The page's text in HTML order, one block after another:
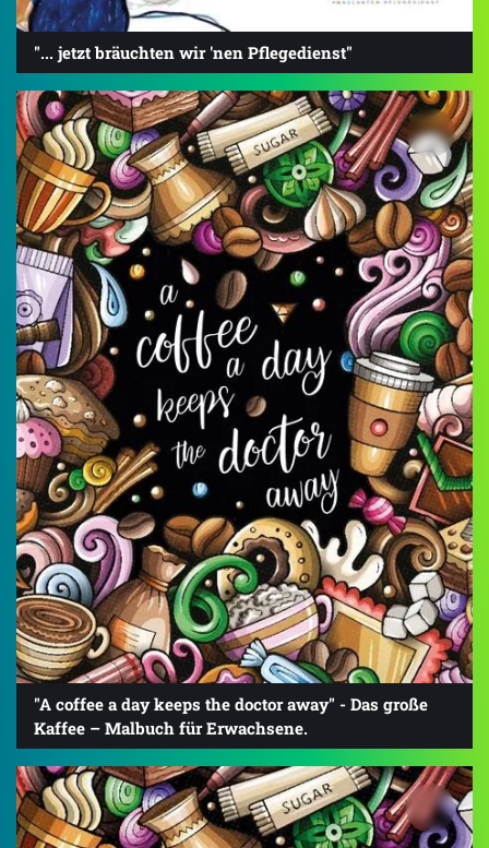
"... jetzt bräuchten wir 'nen Pflegedienst"
"A coffee a day keeps the doctor away" - Das große
Kaffee – Malbuch für Erwachsene.